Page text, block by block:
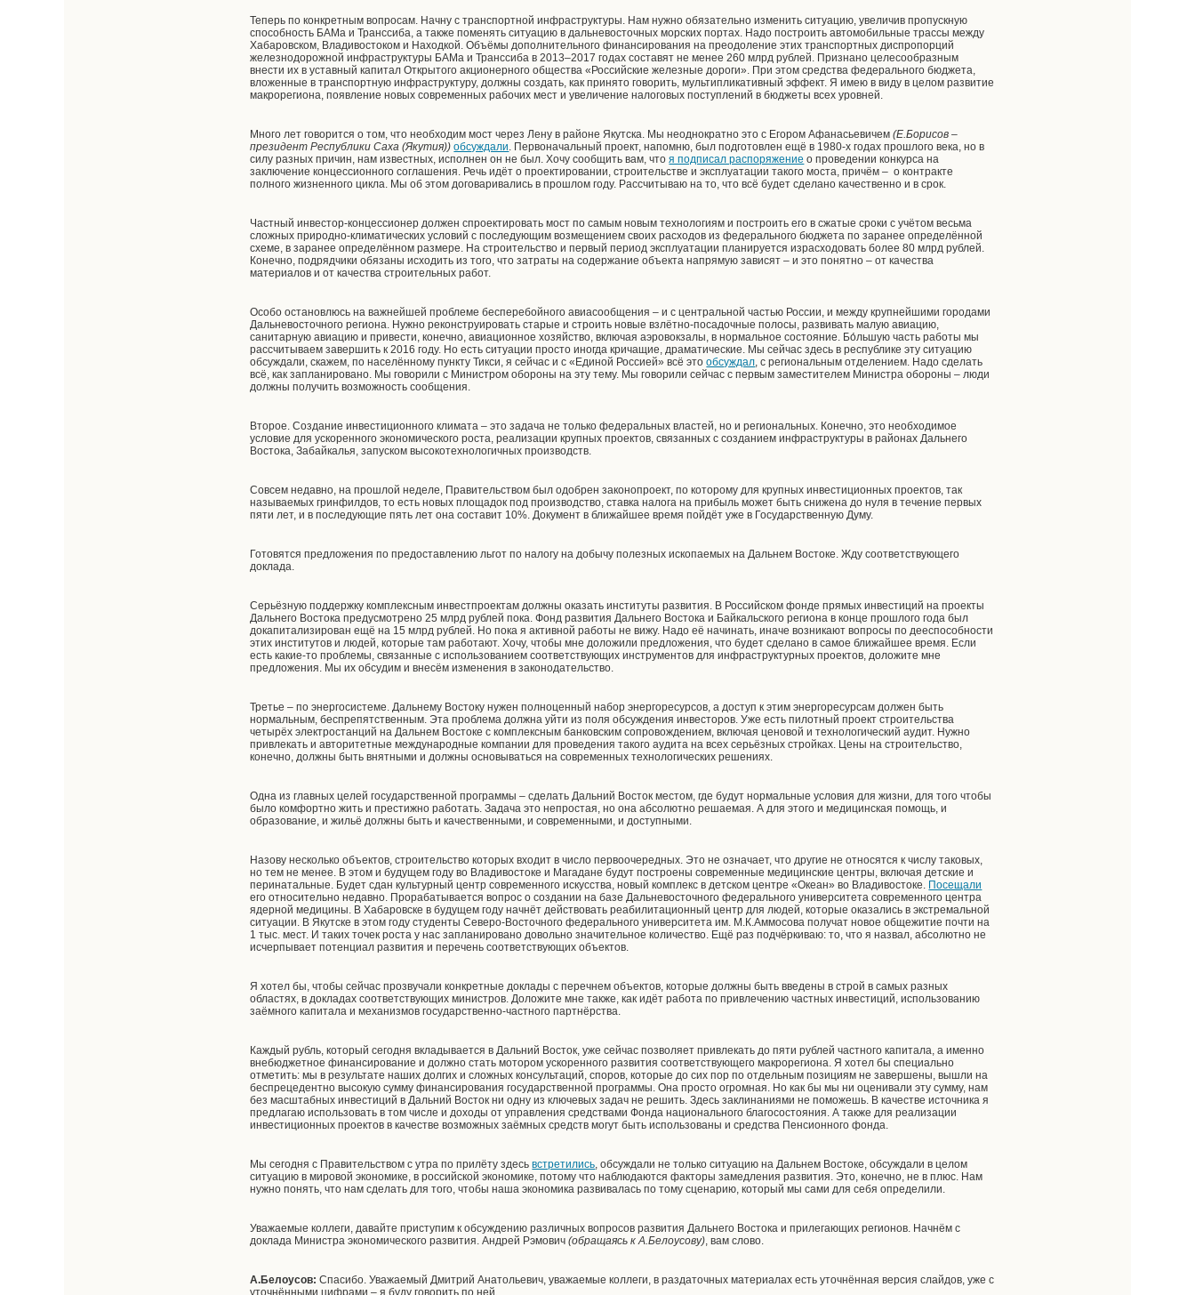
Теперь по конкретным вопросам. Начну с транспортной инфраструктуры. Нам нужно обязательно изменить ситуацию, увеличив пропускную
способность БАМа и Транссиба, а также поменять ситуацию в дальневосточных морских портах. Надо построить автомобильные трассы между
Хабаровском, Владивостоком и Находкой. Объёмы дополнительного финансирования на преодоление этих транспортных диспропорций
железнодорожной инфраструктуры БАМа и Транссиба в 2013–2017 годах составят не менее 260 млрд рублей. Признано целесообразным
внести их в уставный капитал Открытого акционерного общества «Российские железные дороги». При этом средства федерального бюджета,
вложенные в транспортную инфраструктуру, должны создать, как принято говорить, мультипликативный эффект. Я имею в виду в целом развитие
макрорегиона, появление новых современных рабочих мест и увеличение налоговых поступлений в бюджеты всех уровней.
Много лет говорится о том, что необходим мост через Лену в районе Якутска. Мы неоднократно это с Егором Афанасьевичем(Е.Борисов –
президент Республики Саха (Якутия)) обсуждали. Первоначальный проект, напомню, был подготовлен ещё в 1980-х годах прошлого века, но в
силу разных причин, нам известных, исполнен он не был. Хочу сообщить вам, чтоя подписал распоряжение о проведении конкурса на
заключение концессионного соглашения. Речь идёт о проектировании, строительстве и эксплуатации такого моста, причём – о контракте
полного жизненного цикла. Мы об этом договаривались в прошлом году. Рассчитываю на то, что всё будет сделано качественно и в срок.
Частный инвестор-концессионер должен спроектировать мост по самым новым технологиям и построить его в сжатые сроки с учётом весьма
сложных природно-климатических условий с последующим возмещением своих расходов из федерального бюджета по заранее определённой
схеме, в заранее определённом размере. На строительство и первый период эксплуатации планируется израсходовать более 80 млрд рублей.
Конечно, подрядчики обязаны исходить из того, что затраты на содержание объекта напрямую зависят – и это понятно – от качества
материалов и от качества строительных работ.
Особо остановлюсь на важнейшей проблеме бесперебойного авиасообщения – и с центральной частью России, и между крупнейшими городами
Дальневосточного региона. Нужно реконструировать старые и строить новые взлётно-посадочные полосы, развивать малую авиацию,
санитарную авиацию и привести, конечно, авиационное хозяйство, включая аэровокзалы, в нормальное состояние. Бо́льшую часть работы мы
рассчитываем завершить к 2016 году. Но есть ситуации просто иногда кричащие, драматические. Мы сейчас здесь в республике эту ситуацию
обсуждали, скажем, по населённому пункту Тикси, я сейчас и с «Единой Россией» всё этообсуждал, с региональным отделением. Надо сделать
всё, как запланировано. Мы говорили с Министром обороны на эту тему. Мы говорили сейчас с первым заместителем Министра обороны – люди
должны получить возможность сообщения.
Второе. Создание инвестиционного климата – это задача не только федеральных властей, но и региональных. Конечно, это необходимое
условие для ускоренного экономического роста, реализации крупных проектов, связанных с созданием инфраструктуры в районах Дальнего
Востока, Забайкалья, запуском высокотехнологичных производств.
Совсем недавно, на прошлой неделе, Правительством был одобрен законопроект, по которому для крупных инвестиционных проектов, так
называемых гринфилдов, то есть новых площадок под производство, ставка налога на прибыль может быть снижена до нуля в течение первых
пяти лет, и в последующие пять лет она составит 10%. Документ в ближайшее время пойдёт уже в Государственную Думу.
Готовятся предложения по предоставлению льгот по налогу на добычу полезных ископаемых на Дальнем Востоке. Жду соответствующего
доклада.
Серьёзную поддержку комплексным инвестпроектам должны оказать институты развития. В Российском фонде прямых инвестиций на проекты
Дальнего Востока предусмотрено 25 млрд рублей пока. Фонд развития Дальнего Востока и Байкальского региона в конце прошлого года был
докапитализирован ещё на 15 млрд рублей. Но пока я активной работы не вижу. Надо её начинать, иначе возникают вопросы по дееспособности
этих институтов и людей, которые там работают. Хочу, чтобы мне доложили предложения, что будет сделано в самое ближайшее время. Если
есть какие-то проблемы, связанные с использованием соответствующих инструментов для инфраструктурных проектов, доложите мне
предложения. Мы их обсудим и внесём изменения в законодательство.
Третье – по энергосистеме. Дальнему Востоку нужен полноценный набор энергоресурсов, а доступ к этим энергоресурсам должен быть
нормальным, беспрепятственным. Эта проблема должна уйти из поля обсуждения инвесторов. Уже есть пилотный проект строительства
четырёх электростанций на Дальнем Востоке с комплексным банковским сопровождением, включая ценовой и технологический аудит. Нужно
привлекать и авторитетные международные компании для проведения такого аудита на всех серьёзных стройках. Цены на строительство,
конечно, должны быть внятными и должны основываться на современных технологических решениях.
Одна из главных целей государственной программы – сделать Дальний Восток местом, где будут нормальные условия для жизни, для того чтобы
было комфортно жить и престижно работать. Задача это непростая, но она абсолютно решаемая. А для этого и медицинская помощь, и
образование, и жильё должны быть и качественными, и современными, и доступными.
Назову несколько объектов, строительство которых входит в число первоочередных. Это не означает, что другие не относятся к числу таковых,
но тем не менее. В этом и будущем году во Владивостоке и Магадане будут построены современные медицинские центры, включая детские и
перинатальные. Будет сдан культурный центр современного искусства, новый комплекс в детском центре «Океан» во Владивостоке. Посещали
его относительно недавно. Прорабатывается вопрос о создании на базе Дальневосточного федерального университета современного центра
ядерной медицины. В Хабаровске в будущем году начнёт действовать реабилитационный центр для людей, которые оказались в экстремальной
ситуации. В Якутске в этом году студенты Северо-Восточного федерального университета им. М.К.Аммосова получат новое общежитие почти на
1 тыс. мест. И таких точек роста у нас запланировано довольно значительное количество. Ещё раз подчёркиваю: то, что я назвал, абсолютно не
исчерпывает потенциал развития и перечень соответствующих объектов.
Я хотел бы, чтобы сейчас прозвучали конкретные доклады с перечнем объектов, которые должны быть введены в строй в самых разных
областях, в докладах соответствующих министров. Доложите мне также, как идёт работа по привлечению частных инвестиций, использованию
заёмного капитала и механизмов государственно-частного партнёрства.
Каждый рубль, который сегодня вкладывается в Дальний Восток, уже сейчас позволяет привлекать до пяти рублей частного капитала, а именно
внебюджетное финансирование и должно стать мотором ускоренного развития соответствующего макрорегиона. Я хотел бы специально
отметить: мы в результате наших долгих и сложных консультаций, споров, которые до сих пор по отдельным позициям не завершены, вышли на
беспрецедентно высокую сумму финансирования государственной программы. Она просто огромная. Но как бы мы ни оценивали эту сумму, нам
без масштабных инвестиций в Дальний Восток ни одну из ключевых задач не решить. Здесь заклинаниями не поможешь. В качестве источника я
предлагаю использовать в том числе и доходы от управления средствами Фонда национального благосостояния. А также для реализации
инвестиционных проектов в качестве возможных заёмных средств могут быть использованы и средства Пенсионного фонда.
Мы сегодня с Правительством с утра по прилёту здесьвстретились, обсуждали не только ситуацию на Дальнем Востоке, обсуждали в целом
ситуацию в мировой экономике, в российской экономике, потому что наблюдаются факторы замедления развития. Это, конечно, не в плюс. Нам
нужно понять, что нам сделать для того, чтобы наша экономика развивалась по тому сценарию, который мы сами для себя определили.
Уважаемые коллеги, давайте приступим к обсуждению различных вопросов развития Дальнего Востока и прилегающих регионов. Начнём с
доклада Министра экономического развития. Андрей Рэмович(обращаясь к А.Белоусову), вам слово.
А.Белоусов: Спасибо. Уважаемый Дмитрий Анатольевич, уважаемые коллеги, в раздаточных материалах есть уточнённая версия слайдов, уже с
уточнёнными цифрами – я буду говорить по ней.